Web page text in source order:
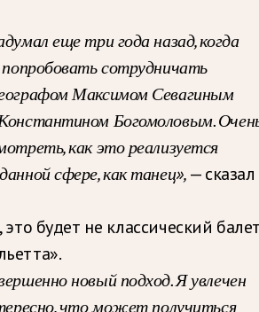
еще три года назад, когда
попробовать сотрудничать
Максимом Севагиным
Богомоловым.
как это реализуется
сфере, как танец»,— сказал
будет не классический
новый подход. Я увлечен
что может получиться